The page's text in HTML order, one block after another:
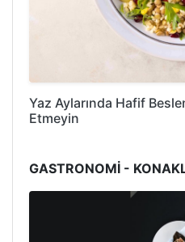
Yaz Aylarında Hafif
Etmeyin
GASTRONOMİ -